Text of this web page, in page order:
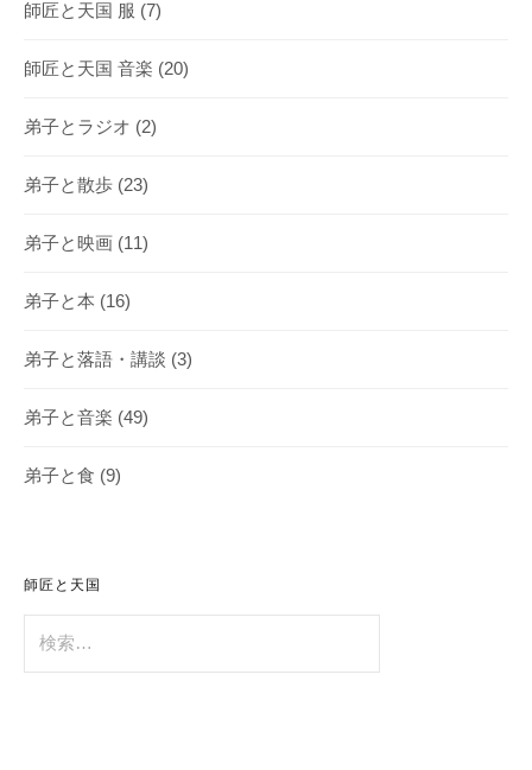
師匠と天国 服 (7)
師匠と天国 音楽 (20)
弟子とラジオ (2)
弟子と散歩 (23)
弟子と映画 (11)
弟子と本 (16)
弟子と落語・講談 (3)
弟子と音楽 (49)
弟子と食 (9)
師匠と天国
索: